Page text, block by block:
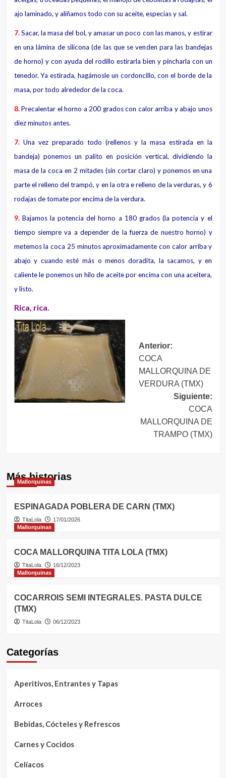
ajo laminado, y aliñamos todo con su aceite, especias y sal.
7.Sacar, la masa del bol, y amasar un poco con las manos, y estirar
en una lámina de silicona (de las que se venden para las bandejas
de horno) y con ayuda del rodillo estirarla bien y pincharla con un
tenedor. Ya estirada, hagámosle un cordoncillo, con el borde de la
masa, por todo alrededor de la coca.
8.Precalentar el horno a 200 grados con calor arriba y abajo unos
diez minutos antes.
7.Una vez preparado todo (rellenos y la masa estirada en la
bandeja) ponemos un palito en posición vertical, dividiendo la
masa de la coca en 2 mitades (sin cortar claro) y ponemos en una
parte el relleno del trampó, y en la otra e relleno de la verduras, y 6
rodajas de tomate por encima de la verdura.
9.Bajamos la potencia del horno a 180 grados (la potencia y el
tiempo siempre va a depender de la fuerza de nuestro horno) y
metemos la coca 25 minutos aproximadamente con calor arriba y
abajo y cuando esté más o menos doradita, la sacamos, y en
caliente le ponemos un hilo de aceite por encima con una aceitera,
y listo.
Rica, rica.
Navegación
de
entradas
Anterior:
COCA
MALLORQUINA DE
VERDURA (TMX)
Siguiente:
COCA
MALLORQUINA DE
TRAMPO (TMX)
Más historias
Mallorquinas
ESPINAGADA POBLERA DE CARN (TMX)
TitaLola
17/01/2026
Mallorquinas
COCA MALLORQUINA TITA LOLA (TMX)
TitaLola
16/12/2023
Mallorquinas
COCARROIS SEMI INTEGRALES. PASTA DULCE
(TMX)
TitaLola 06/12/2023
Categorías
Aperitivos, Entrantes y Tapas
Arroces
Bebidas, Cócteles y Refrescos
Carnes y Cocidos
Celíacos